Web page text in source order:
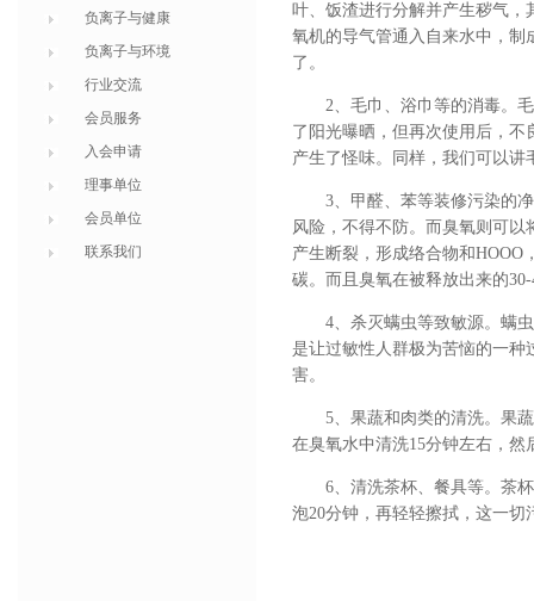
负离子与健康
负离子与环境
行业交流
会员服务
入会申请
理事单位
会员单位
联系我们
叶、饭渣进行分解并产生秽气，
氧机的导气管通入自来水中，制
了。
2、毛巾、浴巾等的消毒。
了阳光曝晒，但再次使用后，
产生了怪味。同样，我们可以
3、甲醛、苯等装修污染的
风险，不得不防。而臭氧则可
产生断裂，形成络合物和
碳。而且臭氧在被释放出来的
4、杀灭螨虫等致敏源。螨
是让过敏性人群极为苦恼的一种
害。
5、果蔬和肉类的清洗。果
在臭氧水中清洗15分钟左右，
6、清洗茶杯、餐具等。茶
泡20分钟，再轻轻擦拭，这一